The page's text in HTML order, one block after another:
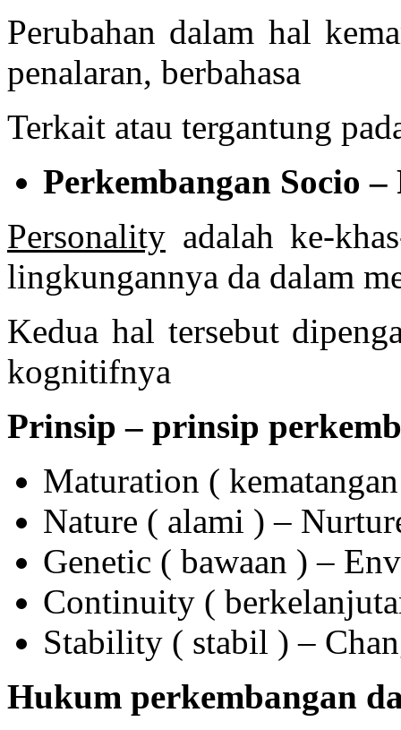
Perubahan dalam hal
penalaran, berbahasa
Terkait atau tergantung
Perkembangan Socio
Personality adalah ke-
lingkungannya da dalam
Kedua hal tersebut
kognitifnya
Prinsip – prinsip
Maturation (
Nature ( alami ) –
Genetic ( bawaan ) –
Continuity (
Stability ( stabil ) –
Hukum perkembangan